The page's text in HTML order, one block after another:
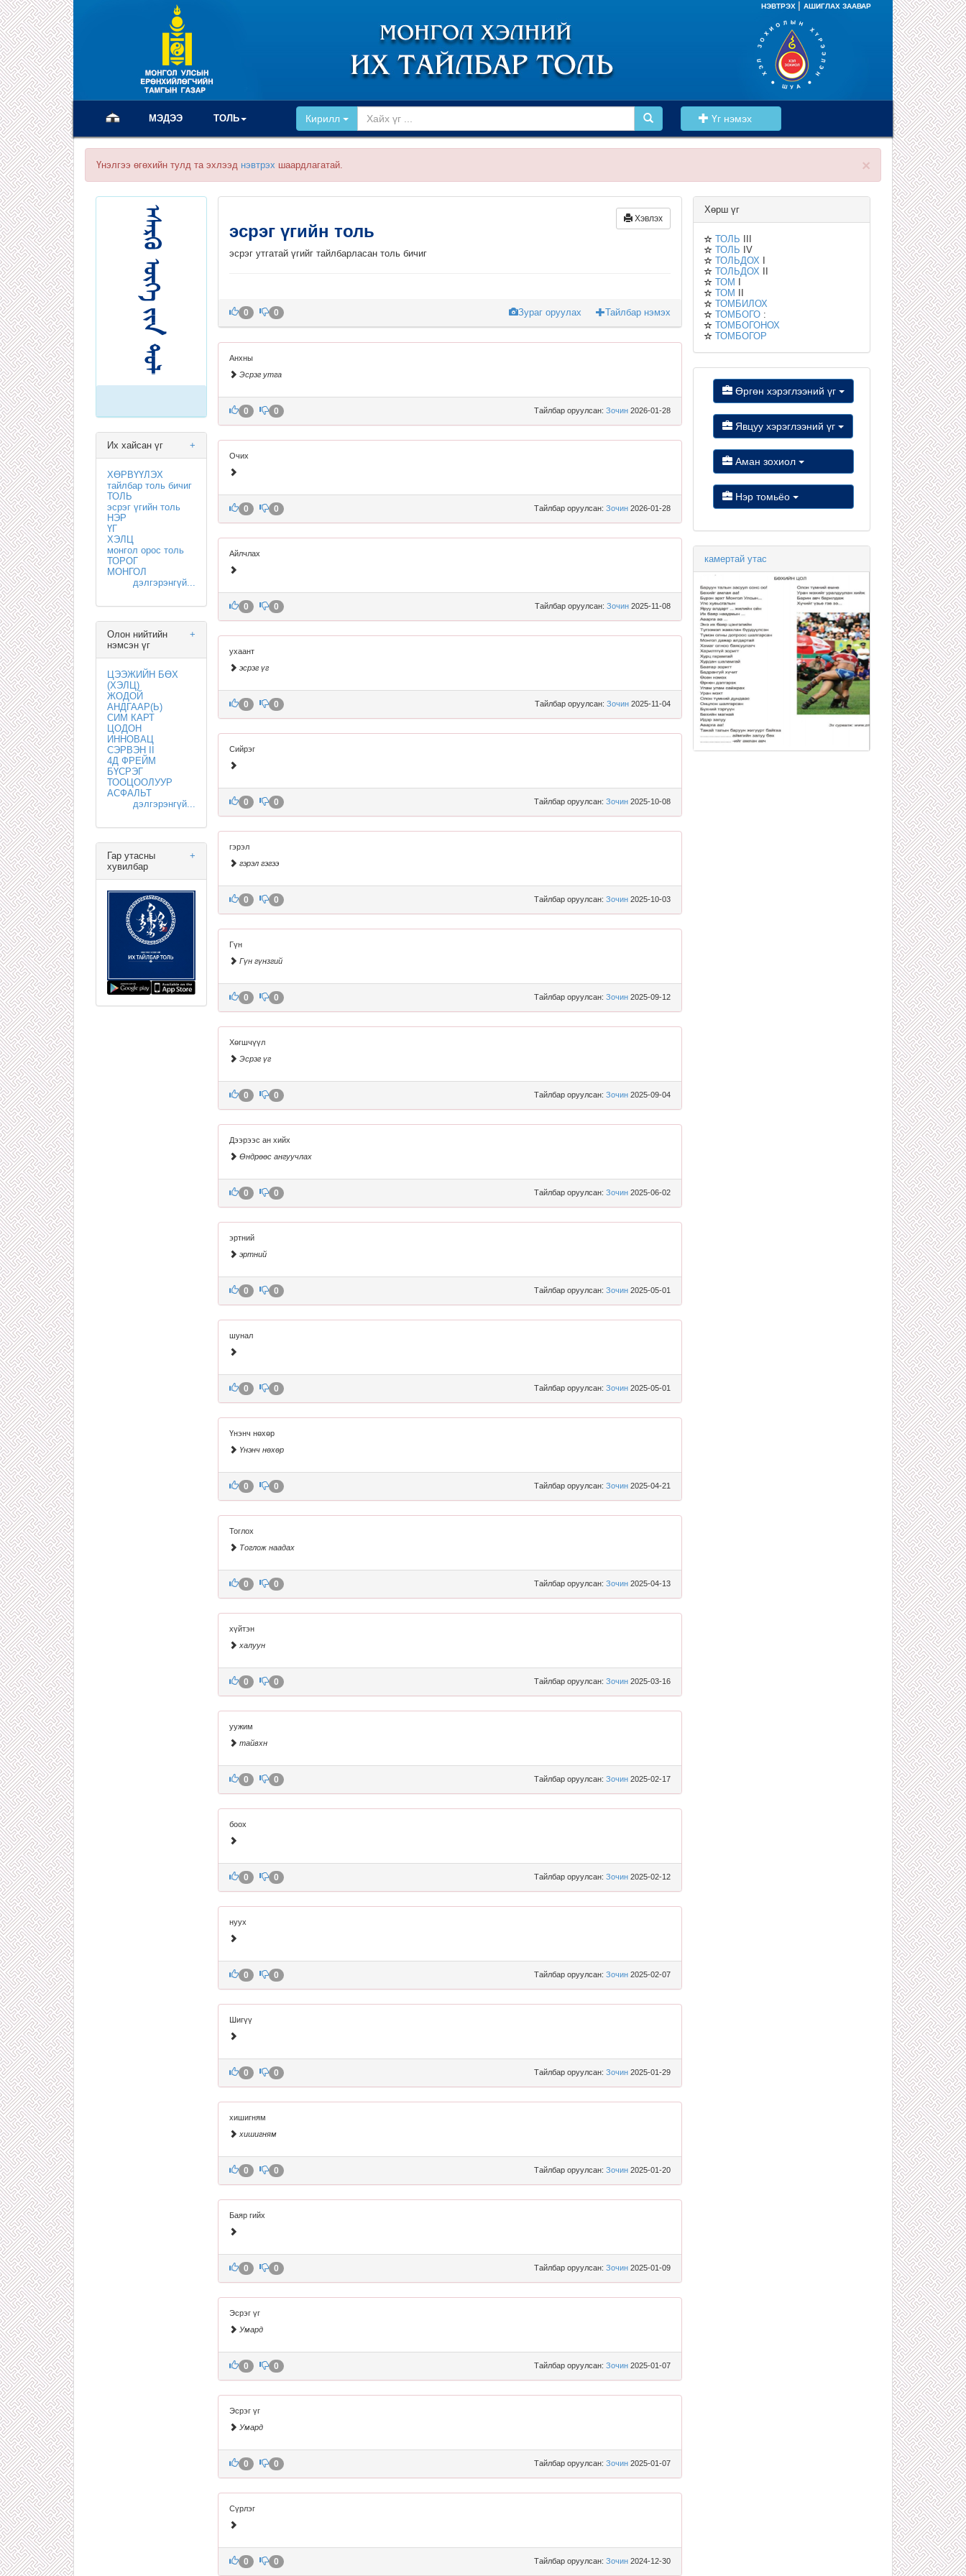
НЭВТРЭХ АШИГЛАХ ЗААВАР
(current)МЭДЭЭ ТОЛЬ Кирилл Үг нэмэх
×
Үнэлгээ өгөхийн тулд та эхлээд нэвтрэх шаардлагатай.
+
Их хайсан үг
ХӨРВҮҮЛЭХ
тайлбар толь бичиг
ТОЛЬ
эсрэг үгийн толь
НЭР
ҮГ
ХЭЛЦ
монгол орос толь
ТОРОГ
МОНГОЛ
дэлгэрэнгүй...
+
Олон нийтийн
нэмсэн үг
ЦЭЭЖИЙН БӨХ
(ХЭЛЦ)
ЖОДОЙ
АНДГААР(Ь)
СИМ КАРТ
ЦОДОН
ИННОВАЦ
СЭРВЭН II
4Д ФРЕЙМ
БҮСРЭГ
ТООЦООЛУУР
АСФАЛЬТ
дэлгэрэнгүй...
+
Гар утасны
хувилбар
Хэвлэх
эсрэг үгийн толь
эсрэг утгатай үгийг тайлбарласан толь бичиг
Зураг оруулах Тайлбар нэмэх
0 0
Анхны
Эсрэг утга
Тайлбар оруулсан: Зочин 2026-01-28
0 0
Очих
Тайлбар оруулсан: Зочин 2026-01-28
0 0
Айлчлах
Тайлбар оруулсан: Зочин 2025-11-08
0 0
ухаант
эсрэг үг
Тайлбар оруулсан: Зочин 2025-11-04
0 0
Сийрэг
Тайлбар оруулсан: Зочин 2025-10-08
0 0
гэрэл
гэрэл гэгээ
Тайлбар оруулсан: Зочин 2025-10-03
0 0
Гүн
Гүн гүнзгий
Тайлбар оруулсан: Зочин 2025-09-12
0 0
Хөгшчүүл
Эсрэг үг
Тайлбар оруулсан: Зочин 2025-09-04
0 0
Дээрээс ан хийх
Өндрөөс ангуучлах
Тайлбар оруулсан: Зочин 2025-06-02
0 0
эртний
эртний
Тайлбар оруулсан: Зочин 2025-05-01
0 0
шунал
Тайлбар оруулсан: Зочин 2025-05-01
0 0
Үнэнч нөхөр
Үнэнч нөхөр
Тайлбар оруулсан: Зочин 2025-04-21
0 0
Тоглох
Тоглож наадах
Тайлбар оруулсан: Зочин 2025-04-13
0 0
хүйтэн
халуун
Тайлбар оруулсан: Зочин 2025-03-16
0 0
уужим
тайвхн
Тайлбар оруулсан: Зочин 2025-02-17
0 0
боох
Тайлбар оруулсан: Зочин 2025-02-12
0 0
нуух
Тайлбар оруулсан: Зочин 2025-02-07
0 0
Шигүү
Тайлбар оруулсан: Зочин 2025-01-29
0 0
хишигням
хишигням
Тайлбар оруулсан: Зочин 2025-01-20
0 0
Баяр гийх
Тайлбар оруулсан: Зочин 2025-01-09
0 0
Эсрэг үг
Умард
Тайлбар оруулсан: Зочин 2025-01-07
0 0
Эсрэг үг
Умард
Тайлбар оруулсан: Зочин 2025-01-07
0 0
Сүрлэг
Тайлбар оруулсан: Зочин 2024-12-30
0 0
Хөрш үг
ТОЛЬ
ТОЛЬ IV
ТОЛЬДОХ
ТОЛЬДОХ
ТОМ
ТОМ
ТОМБИЛОХ
ТОМБОГО:
ТОМБОГОНОХ
ТОМБОГОР
Өргөн хэрэглээний үг
Явцуу хэрэглээний үг
Аман зохиол
Нэр томьёо
камертай утас